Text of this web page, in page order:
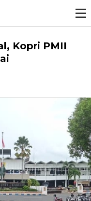
u
Kopri PMII